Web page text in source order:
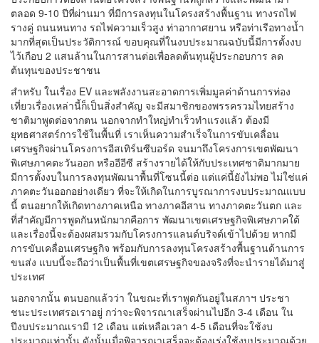
ตลอด 9-10 ปีที่ผ่านมา ที่มีการลงทุนในโครงสร้างพื้นฐาน ทางรถไฟ
รางคู่ ถนนหนทาง รถไฟความเร็วสูง ท่าอากาศยาน หรือท่าเรือทางน้ำ
มากที่สุดเป็นประวัติการณ์ ขอบคุณที่ในงบประมาณฉบับนี้มีการตั้งงบ
ไว้เกือบ 2 แสนล้านในการสานต่อเพื่อลดต้นทุนผู้ประกอบการ ลด
ต้นทุนของประชาชน
สำหรับ ในเรื่อง EV และพลังงานสะอาดการเพิ่มมูลค่าด้านการท่อง
เที่ยวเรื่องเหล่านี้ก็เป็นสิ่งสำคัญ จะมีสมาชิกของพรรครวมไทยสร้าง
ชาติมาพูดต่อจากตน นอกจากทำใหญ่ทำเร็วทำแรงแล้ว ต้องมี
ยุทธศาสตร์การใช้ในพื้นที่ เราเห็นความสำเร็จในการขับเคลื่อน
เศรษฐกิจผ่านโครงการอีสเทิร์นซีบอร์ด จนมาถึงโครงการเขตพัฒนา
พิเศษภาคตะวันออก หรืออีอีซี สร้างรายได้ให้กับประเทศชาติมากมาย
มีการตั้งงบในการลงทุนพัฒนาพื้นที่โซนนี้ต่อ แต่แค่นี้ยังไม่พอ ไม่ใช่แค่
ภาคตะวันออกอย่างเดียว ที่จะให้เกิดในการบูรณาการงบประมาณแบบ
นี้ ตนอยากให้เกิดทางภาคเหนือ ทางภาคอีสาน ทางภาคตะวันตก และ
ที่สำคัญมีการพูดกันหนักมากคือการ พัฒนาเขตเศรษฐกิจพิเศษภาคใต้
และเรื่องนี้จะต้องผสมรวมกับโครงการแลนด์บริจด์เข้าไปด้วย หากมี
การขับเคลื่อนเศรษฐกิจ พร้อมกับการลงทุนโครงสร้างพื้นฐานด้านการ
ขนส่ง แบบนี้จะถือว่าเป็นพื้นที่เขตเศรษฐกิจของจริงที่จะนำรายได้มาสู่
ประเทศ
นอกจากนั้น ตนบอกแล้วว่า ในขณะที่เราพูดกันอยู่ในสภาฯ ประชา
ชนะประเทศรอเราอยู่ กว่าจะพิจารณาเสร็จผ่านไปอีก 3-4 เดือน ใน
ปีงบประมาณเรามี 12 เดือน แต่เหลือเวลา 4-5 เดือนที่จะใช้งบ
ประมาณเท่านั้น ดังนั้นเมื่อพิจารณาเสร็จจะต้องเร่งใช้งบประมาณด้วย